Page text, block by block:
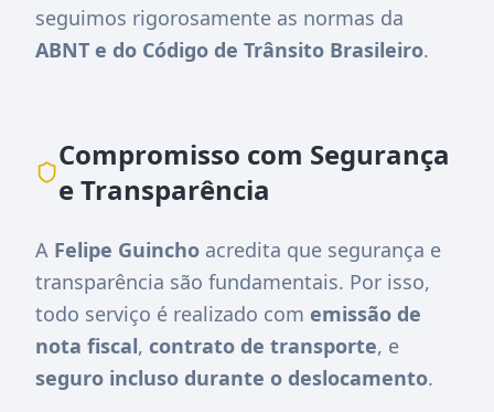
seguimos rigorosamente as normas da
ABNT e do Código de Trânsito Brasileiro.
Compromisso com Segurança
e Transparência
A Felipe Guincho acredita que segurança e
transparência são fundamentais. Por isso,
todo serviço é realizado com emissão de
nota fiscal, contrato de transporte, e
seguro incluso durante o deslocamento.